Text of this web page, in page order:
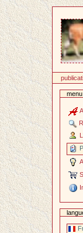
contenu
menu